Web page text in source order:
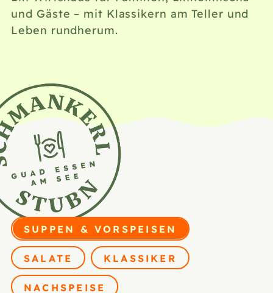
und Gäste – mit Klassikern am Teller und
Leben rundherum.
Speisen nach
Filter auswählen: Wählen Sie eine
SUPPEN & VORSPEISEN
SALATE KLASSIKER
NACHSPEISE